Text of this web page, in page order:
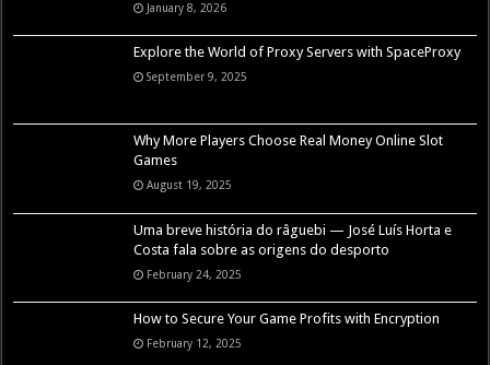
January 8, 2026
Explore the World of Proxy Servers with SpaceProxy
September 9, 2025
Why More Players Choose Real Money Online Slot
Games
August 19, 2025
Uma breve história do râguebi — José Luís Horta e
Costa fala sobre as origens do desporto
February 24, 2025
How to Secure Your Game Profits with Encryption
February 12, 2025